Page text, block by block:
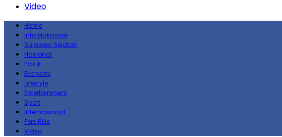
Video
Home
Info Makassar
Sulawesi Selatan
Nasional
Politik
Ekonomi
Lifestyle
Entertainment
Sport
Internasional
Pers Rilis
Video